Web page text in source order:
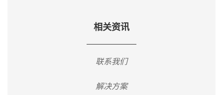
相关资讯
联系我们
解决方案